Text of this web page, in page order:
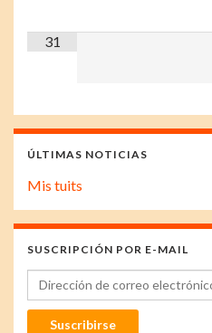
31
ÚLTIMAS NOTICIAS
Mis tuits
SUSCRIPCIÓN POR E-MAIL
Dirección de correo electrónico
Suscribirse